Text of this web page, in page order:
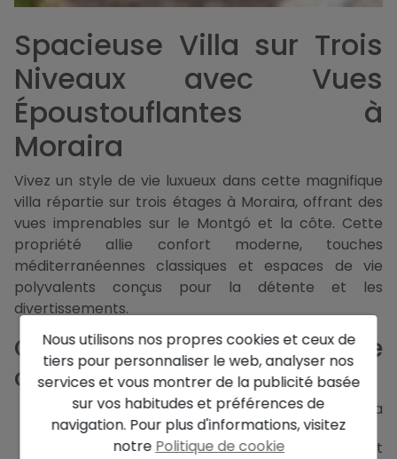
Spacieuse Villa sur Trois
Niveaux avec Vues
Époustouflantes à
Moraira
Vivez un style de vie luxueux dans cette magnifique
villa répartie sur trois étages à Moraira, offrant des
vues imprenables sur le Montgó et la côte. Cette
propriété allie confort moderne, touches
méditerranéennes classiques et espaces de vie
polyvalents conçus pour la détente et les
divertissements.
Caractéristiques Clés de
cette Villa à Moraira
Située dans un quartier calme avec vues sur la
vallée et la mer
Trois étages avec salon, salle à manger et
Nous utilisons nos propres cookies et ceux de
tiers pour personnaliser le web, analyser nos
services et vous montrer de la publicité basée
sur vos habitudes et préférences de
navigation. Pour plus d'informations, visitez
notre Politique de cookie